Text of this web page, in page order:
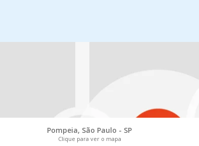
Pompeia, São Paulo - SP
Clique para ver o mapa